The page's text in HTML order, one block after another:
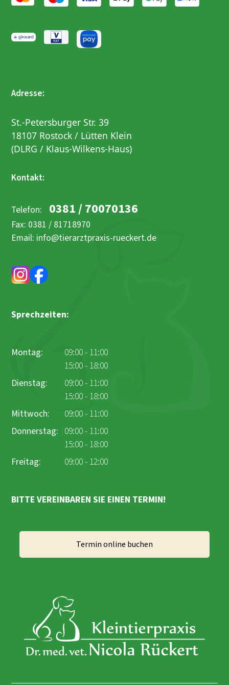
Adresse:
St.-Petersburger Str. 39
18107 Rostock / Lütten Klein
(DLRG / Klaus-Wilkens-Haus)
Kontakt:
Telefon: 0381 / 70070136
Fax: 0381 / 81718970
Email: info@tierarztpraxis-rueckert.de
Sprechzeiten:
Montag:
Dienstag:
Mittwoch:
Donnerstag:
Freitag:
09:00 - 11:00
15:00 - 18:00
09:00 - 11:00
15:00 - 18:00
09:00 - 11:00
09:00 - 11:00
15:00 - 18:00
09:00 - 12:00
BITTE VEREINBAREN SIE EINEN TERMIN!
Termin online buchen